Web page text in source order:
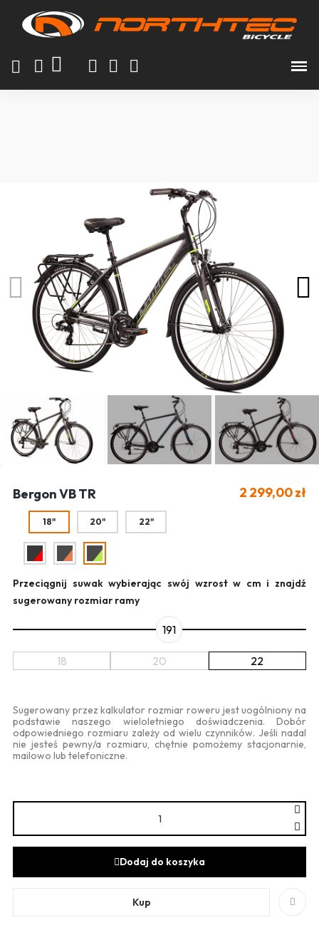
Bergon VB TR 2 299,00 zł
Przeciągnij suwak wybierając swój wzrost w cm i znajdź
sugerowany rozmiar ramy
191
18 20 22
Sugerowany przez kalkulator rozmiar roweru jest uogólniony na
podstawie naszego wieloletniego doświadczenia. Dobór
odpowiedniego rozmiaru zależy od wielu czynników. Jeśli nadal
nie jesteś pewny/a rozmiaru, chętnie pomożemy stacjonarnie,
mailowo lub telefoniczne.
18" 20" 22"
Dodaj do koszyka
Kup